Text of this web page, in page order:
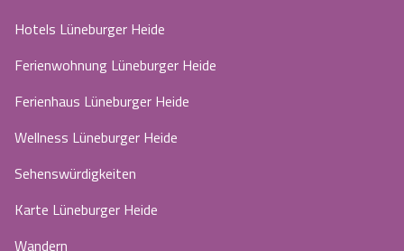
Hotels Lüneburger Heide
Ferienwohnung Lüneburger Heide
Ferienhaus Lüneburger Heide
Wellness Lüneburger Heide
Sehenswürdigkeiten
Karte Lüneburger Heide
Wandern